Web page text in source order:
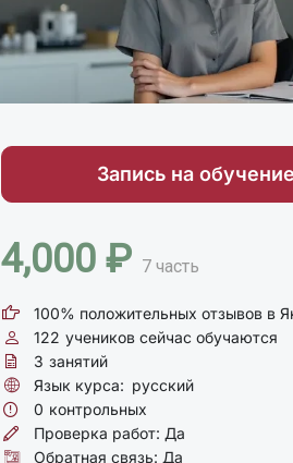
Запись на обучение
4,000 ₽ 7 часть
100% положительных отзывов в
122 учеников сейчас обучаются
3 занятий
Язык курса: русский
0 контрольных
Проверка работ: Да
Обратная связь: Да